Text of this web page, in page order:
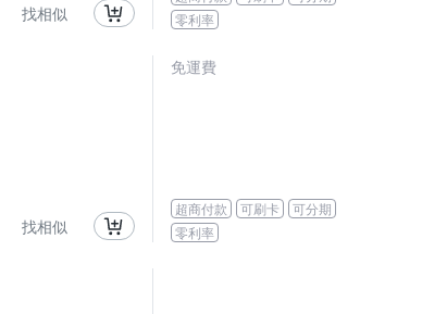
找相似
零利率
找相似
免運費
超商付款 可刷卡
可分期
零利率